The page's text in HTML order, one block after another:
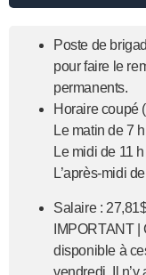
Poste de
pour faire le
permanents.
Horaire coupé
Le matin de 7
Le midi de 11
L’après-midi
Salaire :
IMPORTANT
disponible à
vendredi. Il n’y